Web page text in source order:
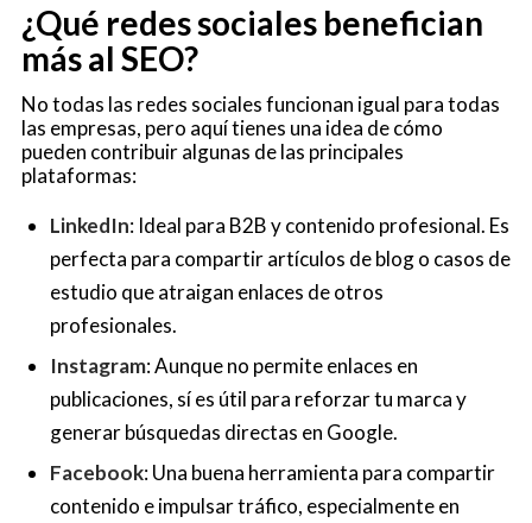
¿Qué redes sociales benefician
más al SEO?
No todas las redes sociales funcionan igual para todas
las empresas, pero aquí tienes una idea de cómo
pueden contribuir algunas de las principales
plataformas:
LinkedIn: Ideal para B2B y contenido profesional. Es
perfecta para compartir artículos de blog o casos de
estudio que atraigan enlaces de otros
profesionales.
Instagram: Aunque no permite enlaces en
publicaciones, sí es útil para reforzar tu marca y
generar búsquedas directas en Google.
Facebook: Una buena herramienta para compartir
contenido e impulsar tráfico, especialmente en